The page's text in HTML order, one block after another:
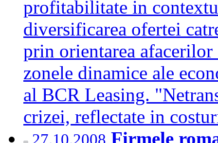
profitabilitate in
diversificarea ofertei
prin orientarea afacerilor
zonele dinamice ale
al BCR Leasing.
crizei, reflectate in
Firmele